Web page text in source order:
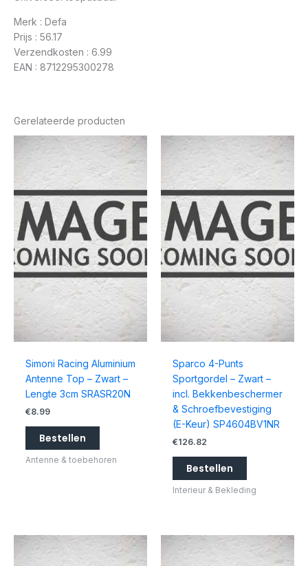
Merk : Defa
Prijs : 56.17
Verzendkosten : 6.99
EAN : 8712295300278
Gerelateerde producten
Simoni Racing Aluminium
Antenne Top – Zwart –
Lengte 3cm SRASR20N
€8.99
Bestellen
Antenne & toebehoren
Sparco 4-Punts
Sportgordel – Zwart –
incl. Bekkenbeschermer
& Schroefbevestiging
(E-Keur) SP4604BV1NR
€126.82
Bestellen
Interieur & Bekleding